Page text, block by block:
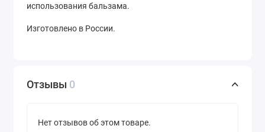
использования бальзама.
Изготовлено в России.
Отзывы 0
Нет отзывов об этом товаре.